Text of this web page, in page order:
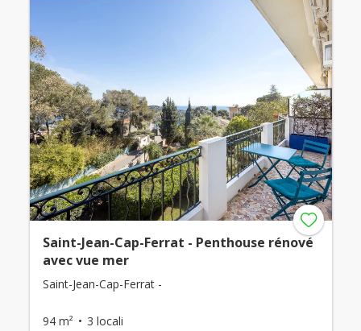
Saint-Jean-Cap-Ferrat - Penthouse rénové
avec vue mer
Saint-Jean-Cap-Ferrat -
94 m² 3 locali